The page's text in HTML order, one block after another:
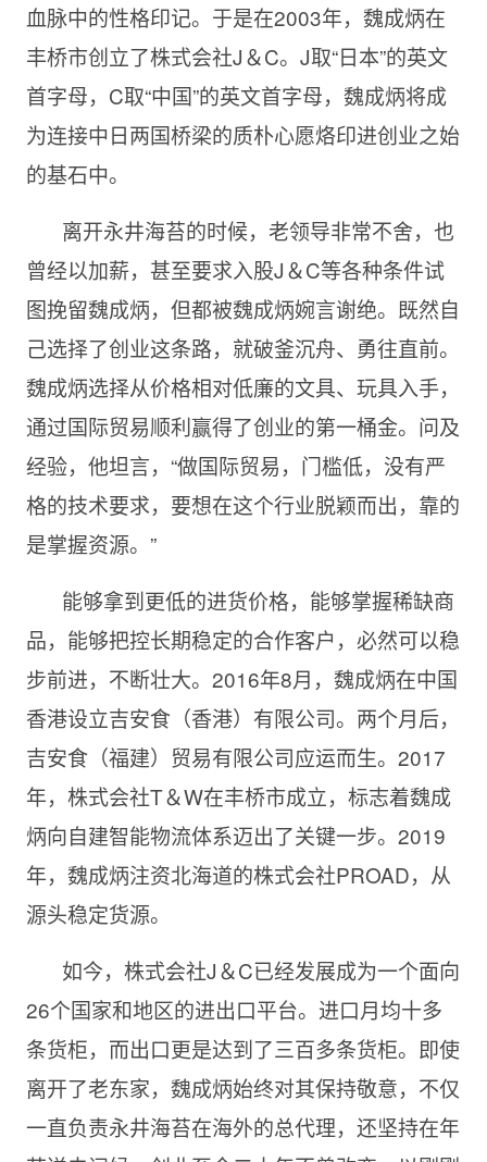
血脉中的性格印记。于是在2003年，魏成炳在
丰桥市创立了株式会社J＆C。J取“日本”的英文
首字母，C取“中国”的英文首字母，魏成炳将成
为连接中日两国桥梁的质朴心愿烙印进创业之始
的基石中。
离开永井海苔的时候，老领导非常不舍，也
曾经以加薪，甚至要求入股J＆C等各种条件试
图挽留魏成炳，但都被魏成炳婉言谢绝。既然自
己选择了创业这条路，就破釜沉舟、勇往直前。
魏成炳选择从价格相对低廉的文具、玩具入手，
通过国际贸易顺利赢得了创业的第一桶金。问及
经验，他坦言，“做国际贸易，门槛低，没有严
格的技术要求，要想在这个行业脱颖而出，靠的
是掌握资源。”
能够拿到更低的进货价格，能够掌握稀缺商
品，能够把控长期稳定的合作客户，必然可以稳
步前进，不断壮大。2016年8月，魏成炳在中国
香港设立吉安食（香港）有限公司。两个月后，
吉安食（福建）贸易有限公司应运而生。2017
年，株式会社T＆W在丰桥市成立，标志着魏成
炳向自建智能物流体系迈出了关键一步。2019
年，魏成炳注资北海道的株式会社PROAD，从
源头稳定货源。
如今，株式会社J＆C已经发展成为一个面向
26个国家和地区的进出口平台。进口月均十多
条货柜，而出口更是达到了三百多条货柜。即使
离开了老东家，魏成炳始终对其保持敬意，不仅
一直负责永井海苔在海外的总代理，还坚持在年